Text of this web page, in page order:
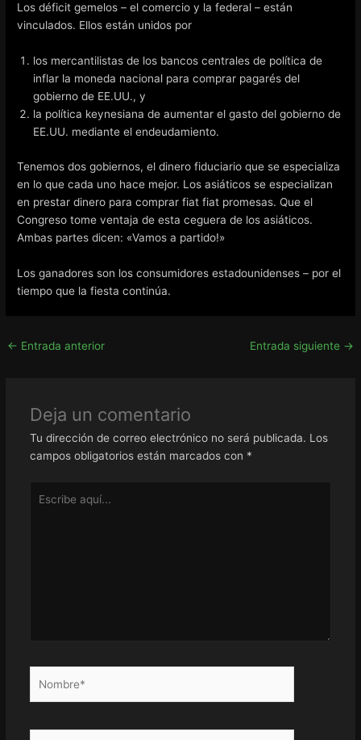
Los déficit gemelos – el comercio y la federal – están
vinculados. Ellos están unidos por
los mercantilistas de los bancos centrales de política de
inflar la moneda nacional para comprar pagarés del
gobierno de EE.UU., y
la política keynesiana de aumentar el gasto del gobierno de
EE.UU. mediante el endeudamiento.
Tenemos dos gobiernos, el dinero fiduciario que se especializa
en lo que cada uno hace mejor. Los asiáticos se especializan
en prestar dinero para comprar fiat fiat promesas. Que el
Congreso tome ventaja de esta ceguera de los asiáticos.
Ambas partes dicen: «Vamos a partido!»
Los ganadores son los consumidores estadounidenses – por el
tiempo que la fiesta continúa.
← Entrada anterior Entrada siguiente →
Deja un comentario
Tu dirección de correo electrónico no será publicada. Los
campos obligatorios están marcados con *
aquí...